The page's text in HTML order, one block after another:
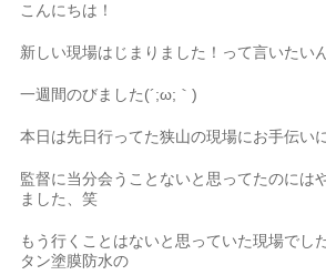
こんにちは！
新しい現場はじまりました！って言いたい
一週間のびました(´;ω;｀)
本日は先日行ってた狭山の現場にお手伝い
監督に当分会うことないと思ってたのには
ました、笑
もう行くことはないと思っていた現場でし
タン塗膜防水の